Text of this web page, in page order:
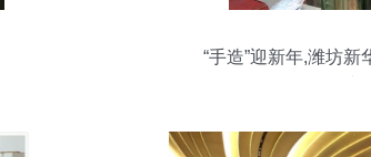
“手造”迎新年,潍坊新